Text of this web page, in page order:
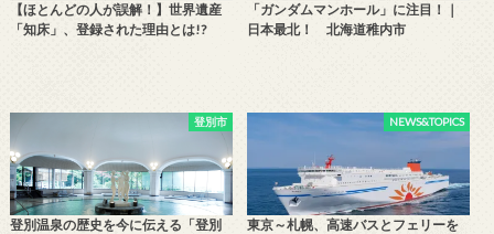
【ほとんどの人が誤解！】世界遺産
「知床」、登録された理由とは!?
「ガンダムマンホール」に注目！｜
日本最北！ 北海道稚内市
登別市
登別温泉の歴史を今に伝える「登別
NEWS&TOPICS
東京～札幌、高速バスとフェリーを